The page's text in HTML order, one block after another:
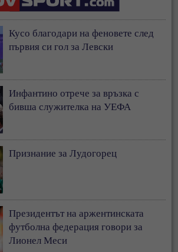
Кусо благодари на феновете след
първия си гол за Левски
Инфантино отрече за връзка с
бивша служителка на УЕФА
Признание за Лудогорец
Президентът на аржентинската
футболна федерация говори за
Лионел Меси